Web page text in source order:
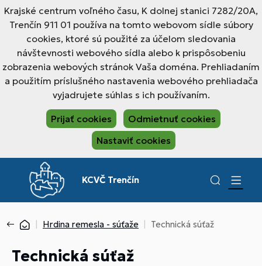
Krajské centrum voľného času, K dolnej stanici 7282/20A,
Trenčín 911 01 používa na tomto webovom sídle súbory
cookies, ktoré sú použité za účelom sledovania
návštevnosti webového sídla alebo k prispôsobeniu
zobrazenia webových stránok Vaša doména. Prehliadaním
a použitím príslušného nastavenia webového prehliadača
vyjadrujete súhlas s ich používaním.
Prijať cookies
Odmietnuť cookies
Nastaviť cookies
KCVČ Trenčín
Hrdina remesla - súťaže Technická súťaž
Technická súťaž